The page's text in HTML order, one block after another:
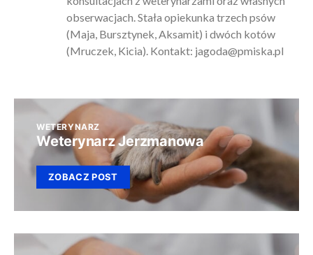
obserwacjach. Stała opiekunka trzech psów
(Maja, Bursztynek, Aksamit) i dwóch kotów
(Mruczek, Kicia). Kontakt: jagoda@pmiska.pl
WETERYNARZ
Weterynarz Jerzmanowa
ZOBACZ POST